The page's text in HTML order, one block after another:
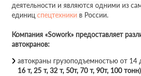
деятельности и являются одними из
единиц спецтехники в России.
Компания «Sowork» предоставляет
автокранов:
автокраны грузоподъемностью от 14
16 т, 25 т, 32 т, 50т, 70 т, 90т, 100 тонн)